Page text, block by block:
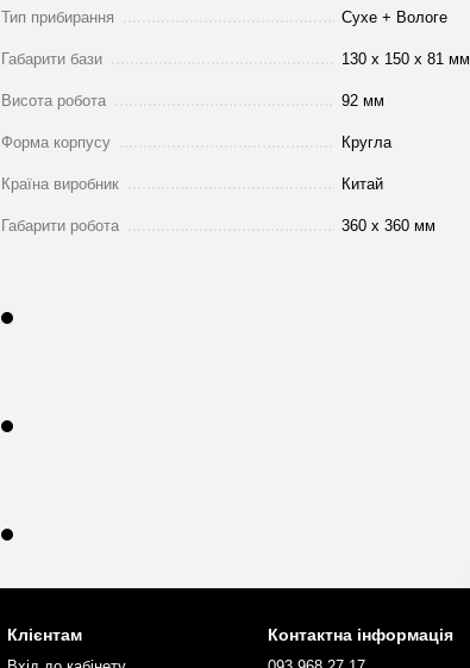
Тип прибирання Сухе + Вологе
Габарити бази 130 х 150 х 81 мм
Висота робота 92 мм
Форма корпусу Кругла
Країна виробник Китай
Габарити робота 360 х 360 мм
Клієнтам Контактна інформація